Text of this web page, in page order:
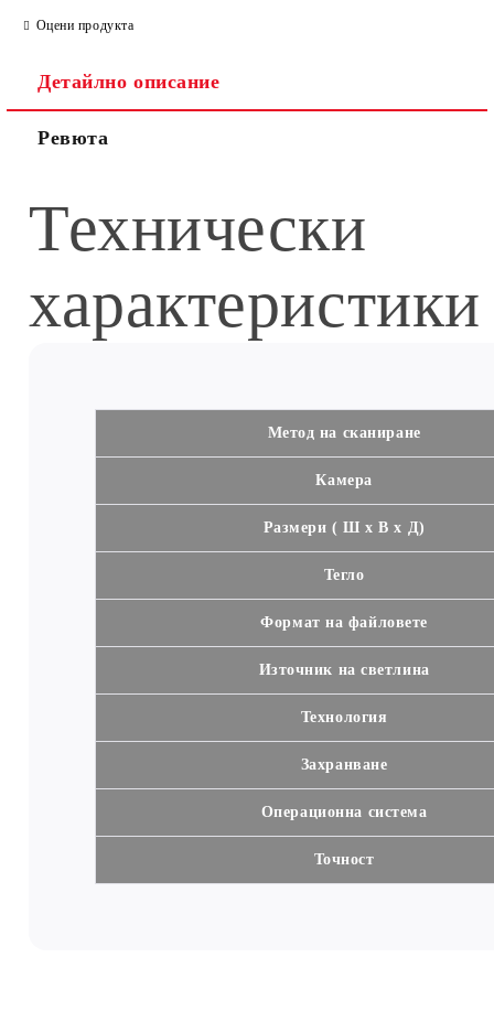
Оцени продукта
Детайлно описание
Ревюта
Технически
характеристики
Метод на сканиране
Камера
Размери ( Ш х В х Д)
Тегло
Формат на файловете
Източник на светлина
Технология
Захранване
Операционна система
Точност